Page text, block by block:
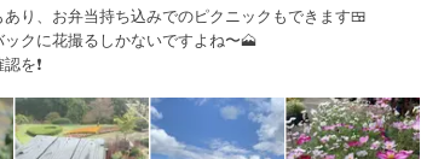
り、お弁当持ち込みでのピクニックもできます🍱
クに花撮るしかないですよね〜🗻
を❗️